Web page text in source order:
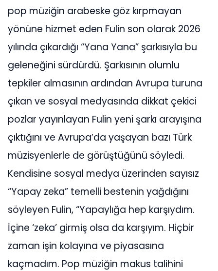
pop müziğin arabeske göz kırpmayan
yönüne hizmet eden Fulin son olarak 2026
yılında çıkardığı “Yana Yana” şarkısıyla bu
geleneğini sürdürdü. Şarkısının olumlu
tepkiler almasının ardından Avrupa turuna
çıkan ve sosyal medyasında dikkat çekici
pozlar yayınlayan Fulin yeni şarkı arayışına
çıktığını ve Avrupa’da yaşayan bazı Türk
müzisyenlerle de görüştüğünü söyledi.
Kendisine sosyal medya üzerinden sayısız
“Yapay zeka” temelli bestenin yağdığını
söyleyen Fulin, “Yapaylığa hep karşıydım.
İçine ‘zeka’ girmiş olsa da karşıyım. Hiçbir
zaman işin kolayına ve piyasasına
kaçmadım. Pop müziğin makus talihini